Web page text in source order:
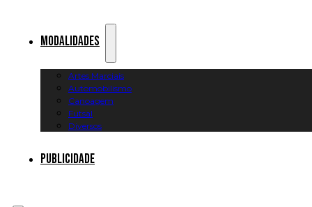
Modalidades
Artes Marciais
Automobilismo
Canoagem
Futsal
Diversos
Publicidade